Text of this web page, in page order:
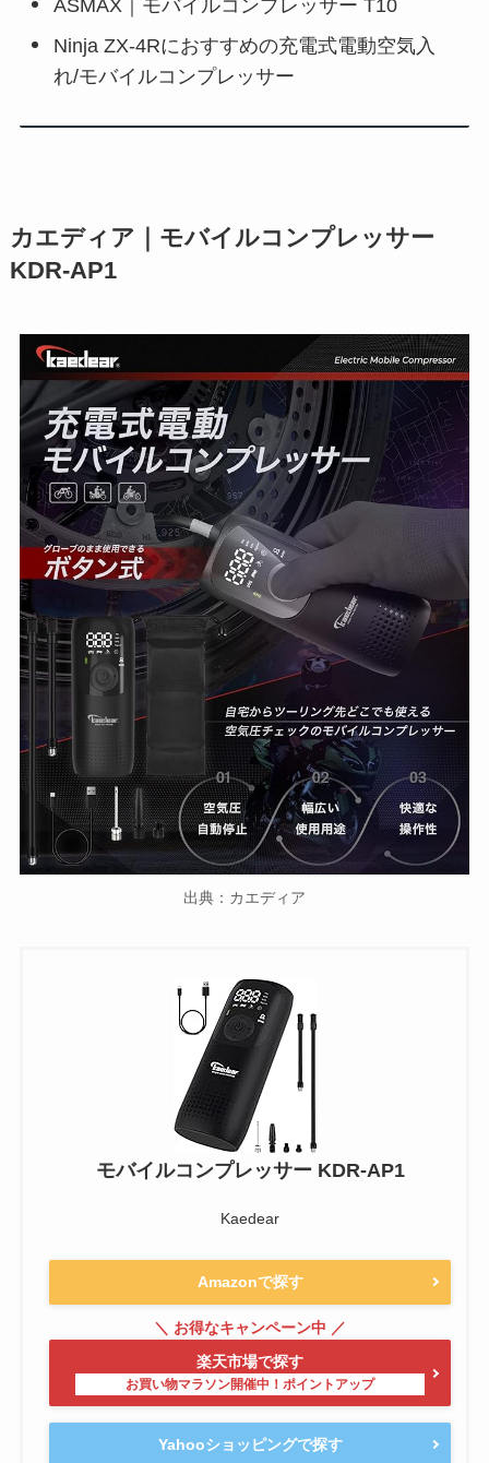
ASMAX｜モバイルコンプレッサー T10
Ninja ZX-4Rにおすすめの充電式電動空気入
れ/モバイルコンプレッサー
カエディア｜モバイルコンプレッサー
KDR-AP1
出典：カエディア
モバイルコンプレッサー KDR-AP1
Kaedear
Amazonで探す
楽天市場で探す
Yahooショッピングで探す